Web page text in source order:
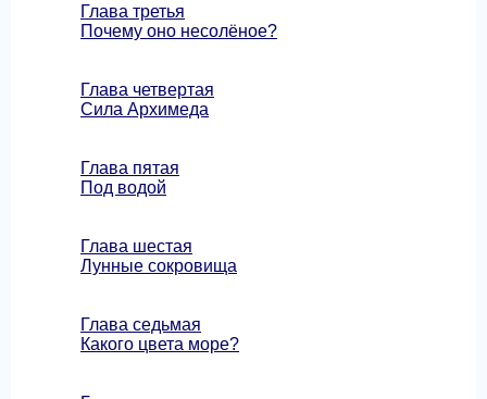
Глава третья
Почему оно несолёное?
Глава четвертая
Сила Архимеда
Глава пятая
Под водой
Глава шестая
Лунные сокровища
Глава седьмая
Какого цвета море?